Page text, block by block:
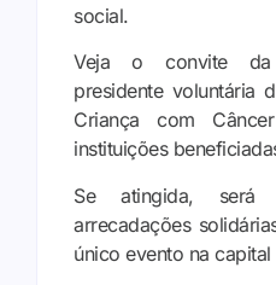
social.
Veja o convite da
presidente voluntária
Criança com
instituições
Se atingida, será
arrecadações
único evento na